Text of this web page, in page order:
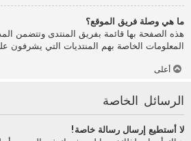
ما هي وصلة فريق الموقع؟
هذه الصفحة بها قائمة بفريق المنتدى وتتضمن
المعلومات الخاصة بهم المنتديات التي يشرفون
أعلى
الرسائل الخاصة
لا أستطيع إرسال رسالة خاصة!